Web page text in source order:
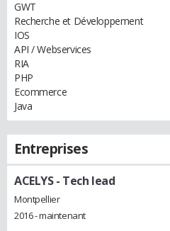
GWT
Recherche et Développement
IOS
API / Webservices
RIA
PHP
Ecommerce
Java
Entreprises
ACELYS- Tech lead
Montpellier
2016 - maintenant